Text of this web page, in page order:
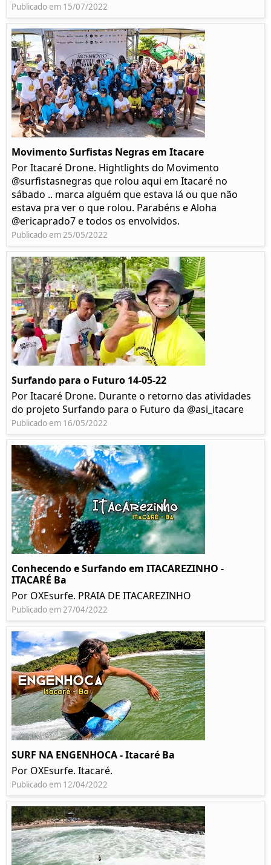
Publicado em 15/07/2022
Movimento Surfistas Negras em Itacare
Por Itacaré Drone. Hightlights do Movimento
@surfistasnegras que rolou aqui em Itacaré no
sábado .. marca alguém que estava lá ou que não
estava pra ver o que rolou. Parabéns e Aloha
@ericaprado7 e todos os envolvidos.
Publicado em 25/05/2022
Surfando para o Futuro 14-05-22
Por Itacaré Drone. Durante o retorno das atividades
do projeto Surfando para o Futuro da @asi_itacare
Publicado em 16/05/2022
Conhecendo e Surfando em ITACAREZINHO -
ITACARÉ Ba
Por OXEsurfe. PRAIA DE ITACAREZINHO
Publicado em 27/04/2022
SURF NA ENGENHOCA - Itacaré Ba
Por OXEsurfe. Itacaré.
Publicado em 12/04/2022